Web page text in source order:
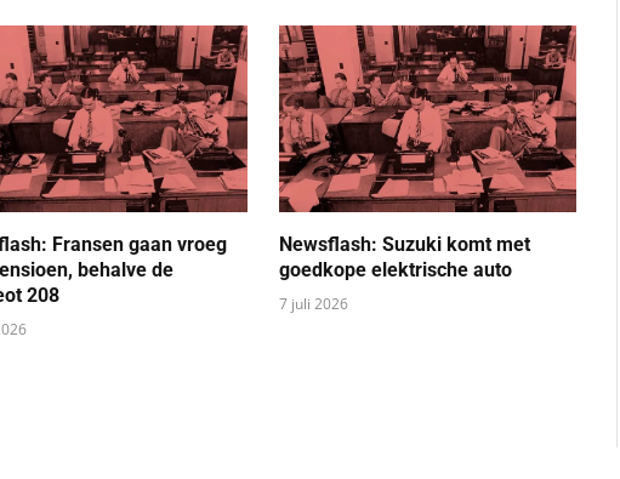
Fransen gaan vroeg
behalve de
208
Newsflash: Suzuki komt met
goedkope elektrische auto
7 juli 2026